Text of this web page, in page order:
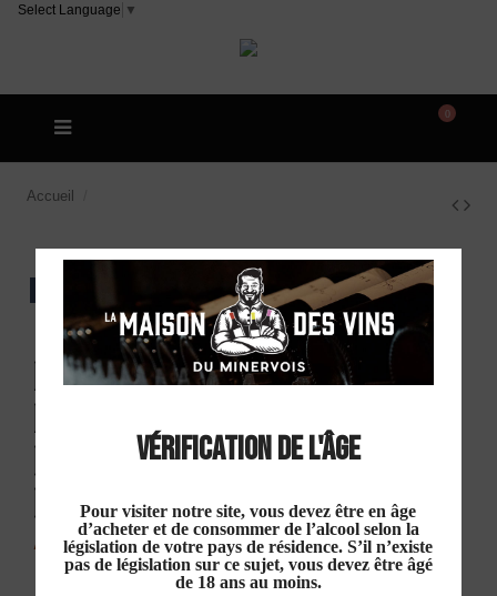
Vérification de l'âge
Pour visiter notre site, vous devez être en âge
d’acheter et de consommer de l’alcool selon la
législation de votre pays de résidence. S’il n’existe
pas de législation sur ce sujet, vous devez être âgé
de 18 ans au moins.
Select Language ▼
0
Accueil
Domaine La Croix
de Saint Jean "La Croix du
Père Michel" AOP Minervois
Rouge 2023
10,00 € Rupture de stock